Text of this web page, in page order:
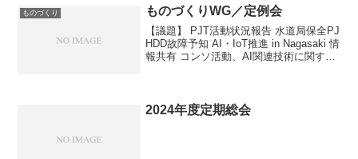
ものづくり ものづくりWG／定例会
【議題】 PJT活動状況報告 水道局保全PJ
HDD故障予知 AI・IoT推進 in Nagasaki 情
報共有 コンソ活動、AI関連技術に関する
2024年度定期総会